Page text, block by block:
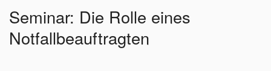
Seminar: Die Rolle eines
Notfallbeauftragten